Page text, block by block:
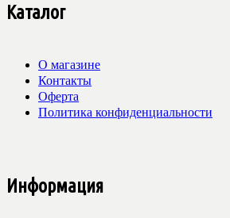
Каталог
О магазине
Контакты
Оферта
Политика конфиденциальности
Информация